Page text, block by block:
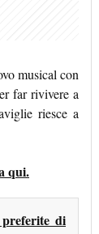
musical con
far rivivere a
riesce a
qui.
di